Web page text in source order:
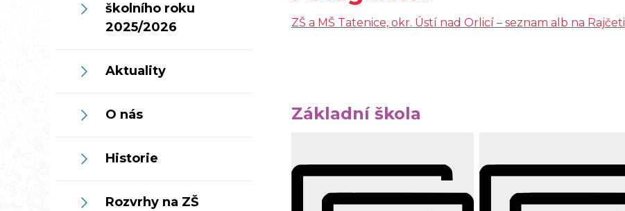
ZŠ a MŠ Tatenice, okr. Ústí nad Orlicí – seznam alb na Rajčeti
Základní škola
školního roku
2025/2026
Aktuality
O nás
Historie
Rozvrhy na ZŠ